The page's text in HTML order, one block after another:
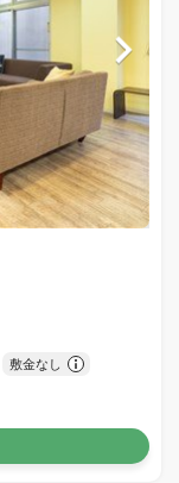
敷金なし